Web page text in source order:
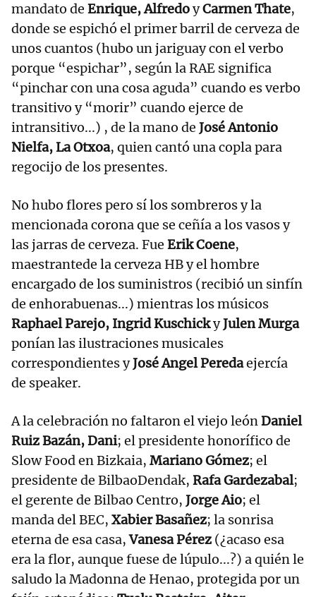
mandato de Enrique, AlfredoyCarmen Thate,
donde se espichó el primer barril de cerveza de
unos cuantos (hubo un jariguay con el verbo
porque “espichar”, según la RAE significa
“pinchar con una cosa aguda” cuando es verbo
transitivo y “morir” cuando ejerce de
intransitivo...) , de la mano de José Antonio
Nielfa, La Otxoa, quien cantó una copla para
regocijo de los presentes.
No hubo flores pero sí los sombreros y la
mencionada corona que se ceñía a los vasos y
las jarras de cerveza. Fue Erik Coene,
maestrantede la cerveza HB y el hombre
encargado de los suministros (recibió un sinfín
de enhorabuenas...) mientras los músicos
Raphael Parejo, Ingrid KuschickyJulen Murga
ponían las ilustraciones musicales
correspondientes yJosé Angel Peredaejercía
de speaker.
A la celebración no faltaron el viejo leónDaniel
Ruiz Bazán, Dani; el presidente honorífico de
Slow Food en Bizkaia, Mariano Gómez; el
presidente de BilbaoDendak, Rafa Gardezabal;
el gerente de Bilbao Centro, Jorge Aio; el
manda del BEC, Xabier Basañez; la sonrisa
eterna de esa casa,Vanesa Pérez (¿acaso esa
era la flor, aunque fuese de lúpulo...?) a quién le
saludo la Madonna de Henao, protegida por un